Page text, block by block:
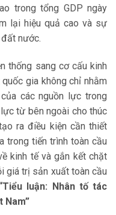
trong tổng GDP ngày
lại hiệu quả cao và sự
nước.
thống sang cơ cấu kinh
gia không chỉ nhằm
các nguồn lực trong
từ bên ngoài cho thúc
ra điều kiện cần thiết
trong tiến trình toàn cầu
kinh tế và gắn kết chặt
giá trị sản xuất toàn cầu
luận: Nhân tố tác
Nam”